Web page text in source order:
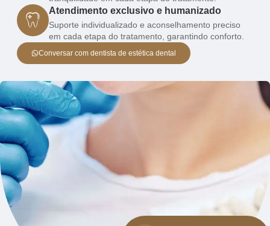
Atendimento exclusivo e humanizado
Suporte individualizado e aconselhamento preciso
em cada etapa do tratamento, garantindo conforto.
Conversar com dentista de estética dental